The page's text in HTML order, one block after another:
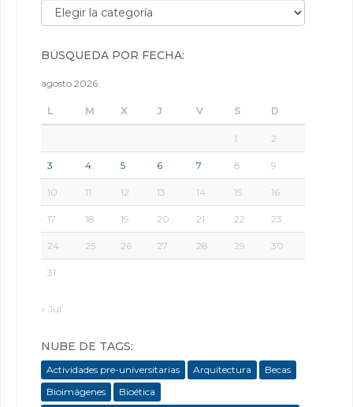
Búsqueda por categorías:
BÚSQUEDA POR FECHA:
agosto 2026
L M X J V S D
1 2
3 4 5 6 7 8 9
10 11 12 13 14 15 16
17 18 19 20 21 22 23
24 25 26 27 28 29 30
31
« Jul
NUBE DE TAGS:
Actividades pre-universitarias Arquitectura
Becas
Bioimágenes
Bioética